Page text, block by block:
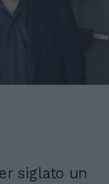
siglato un